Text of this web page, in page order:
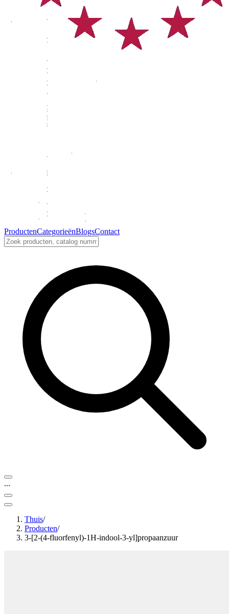
ProductenCategorieënBlogsContact
...
Thuis/
Producten/
3-[2-(4-fluorfenyl)-1H-indool-3-yl]propaanzuur